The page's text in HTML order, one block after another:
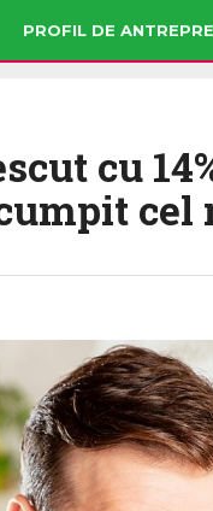
PROFIL DE
cu